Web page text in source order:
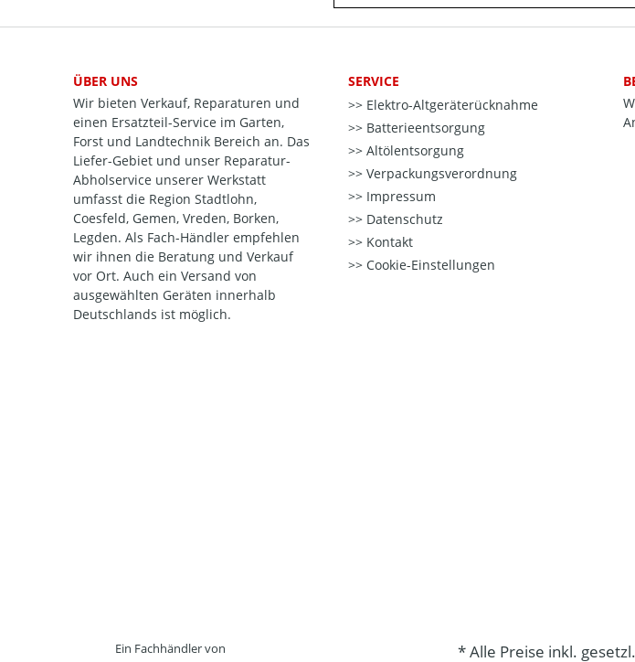
ÜBER UNS
Wir bieten Verkauf, Reparaturen und
einen Ersatzteil-Service im Garten,
Forst und Landtechnik Bereich an. Das
Liefer-Gebiet und unser Reparatur-
Abholservice unserer Werkstatt
umfasst die Region Stadtlohn,
Coesfeld, Gemen, Vreden, Borken,
Legden. Als Fach-Händler empfehlen
wir ihnen die Beratung und Verkauf
vor Ort. Auch ein Versand von
ausgewählten Geräten innerhalb
Deutschlands ist möglich.
SERVICE
Elektro-Altgeräterücknahme
Batterieentsorgung
Altölentsorgung
Verpackungsverordnung
Impressum
Datenschutz
Kontakt
Cookie-Einstellungen
Ein Fachhändler von * Alle Preise inkl.